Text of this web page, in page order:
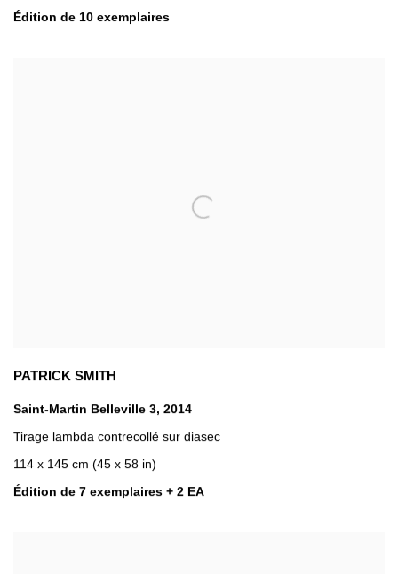
Édition de 10 exemplaires
PATRICK SMITH
Saint-Martin Belleville 3, 2014
Tirage lambda contrecollé sur diasec
114 x 145 cm (45 x 58 in)
Édition de 7 exemplaires + 2 EA